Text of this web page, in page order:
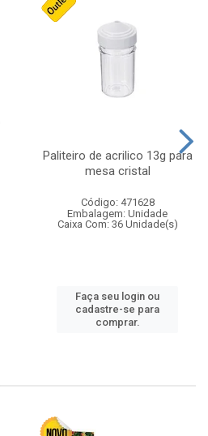
Paliteiro de acrilico 13g para
mesa cristal
Código: 471628
Embalagem: Unidade
Caixa Com: 36 Unidade(s)
Faça seu login ou
cadastre-se para
comprar.